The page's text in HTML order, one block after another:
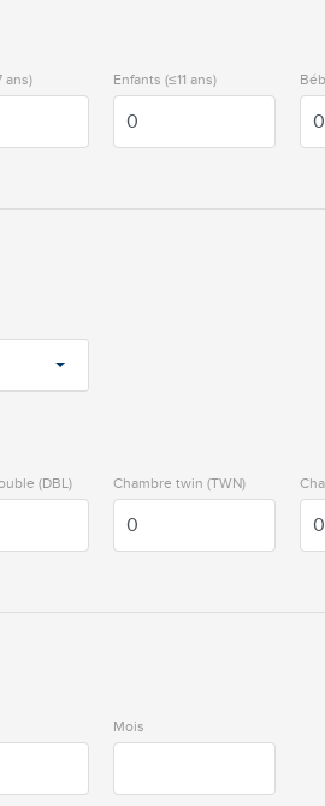
ans) Enfants (≤11 ans)
(DBL) Chambre twin (TWN)
Mois